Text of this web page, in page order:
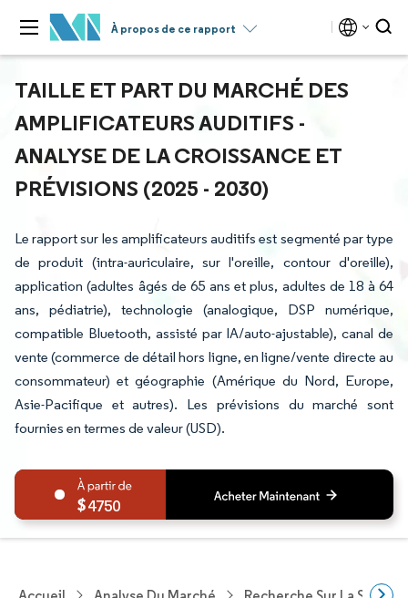
À propos de ce rapport
TAILLE ET PART DU MARCHÉ DES
AMPLIFICATEURS AUDITIFS -
ANALYSE DE LA CROISSANCE ET
PRÉVISIONS (2025 - 2030)
Le rapport sur les amplificateurs auditifs est segmenté par type
de produit (intra-auriculaire, sur l'oreille, contour d'oreille),
application (adultes âgés de 65 ans et plus, adultes de 18 à 64
ans, pédiatrie), technologie (analogique, DSP numérique,
compatible Bluetooth, assisté par IA/auto-ajustable), canal de
vente (commerce de détail hors ligne, en ligne/vente directe au
consommateur) et géographie (Amérique du Nord, Europe,
Asie-Pacifique et autres). Les prévisions du marché sont
fournies en termes de valeur (USD).
4750